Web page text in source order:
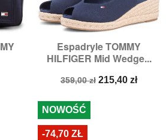
Espadryle TOMMY
HILFIGER Mid Wedge...
Cena
359,00 zł Cena
215,40 zł
NOWOŚĆ
-74,70 ZŁ